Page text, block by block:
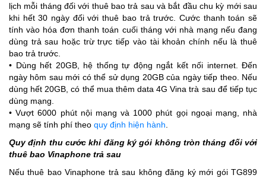
lịch mỗi tháng đối với thuê bao trả sau và bắt đầu chu kỳ mới sau
khi hết 30 ngày đối với thuê bao trả trước. Cước thanh toán sẽ
tính vào hóa đơn thanh toán cuối tháng với nhà mạng nếu đang
dùng trả sau hoặc trừ trực tiếp vào tài khoản chính nếu là thuê
bao trả trước.
• Dùng hết 20GB, hệ thống tự động ngắt kết nối internet. Đến
ngày hôm sau mới có thể sử dụng 20GB của ngày tiếp theo. Nếu
dùng hết 20GB, có thể mua thêm data 4G Vina trà sau để tiếp tục
dùng mạng.
• Vượt 6000 phút nội mạng và 1000 phút gọi ngoại mạng, nhà
mạng sẽ tính phí theo quy định hiện hành
Quy định thu cước khi đăng ký gói không tròn tháng đối với
thuê bao Vinaphone trả sau
Nếu thuê bao Vinaphone trả sau không đăng ký mới gói TG899